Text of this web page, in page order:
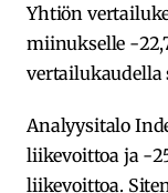
Yhtiön
miinukselle -
vertailukaudella
Analyysitalo
liikevoittoa ja -
liikevoittoa.